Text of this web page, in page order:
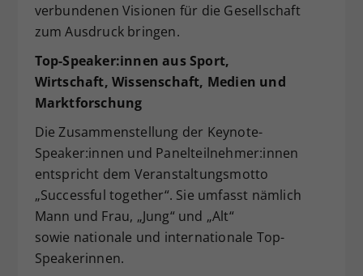
verbundenen Visionen für die Gesellschaft
zum Ausdruck bringen.
Top-Speaker:innen aus Sport,
Wirtschaft, Wissenschaft, Medien und
Marktforschung
Die Zusammenstellung der Keynote-
Speaker:innen und Panelteilnehmer:innen
entspricht dem Veranstaltungsmotto
„Successful together“. Sie umfasst nämlich
Mann und Frau, „Jung“ und „Alt“
sowie nationale und internationale Top-
Speakerinnen.